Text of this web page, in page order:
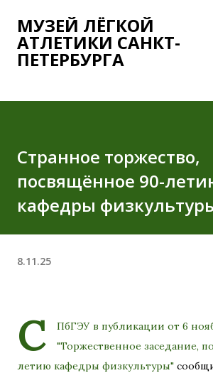
К основному контенту
МУЗЕЙ ЛЁГКОЙ
АТЛЕТИКИ САНКТ-
ПЕТЕРБУРГА
Странное торжество,
посвящённое 90-
кафедры
8.11.25
С
ПбГЭУ в публикации от 6
"Торжественное заседание,
летию кафедры физкультуры"